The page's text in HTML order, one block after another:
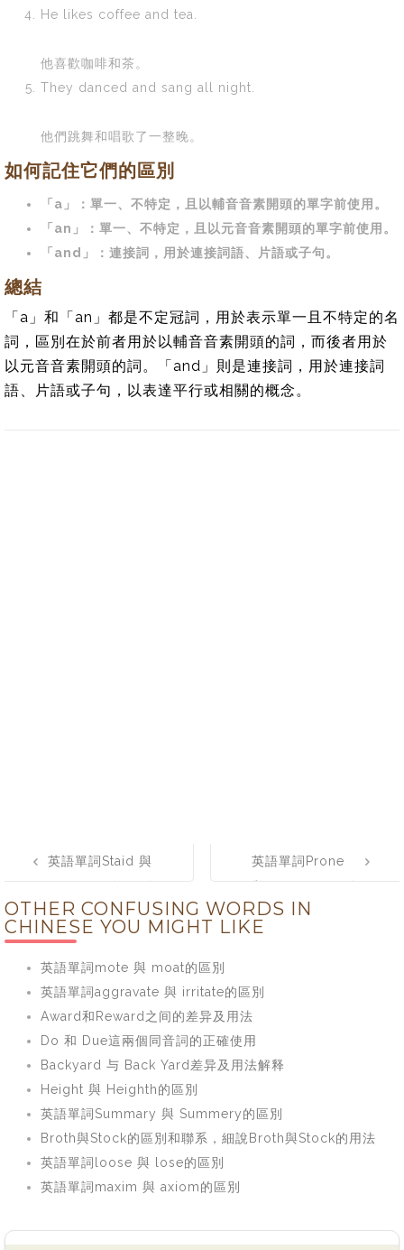
He likes coffee and tea.
他喜歡咖啡和茶。
They danced and sang all night.
他們跳舞和唱歌了一整晚。
如何記住它們的區別
「a」：單一、不特定，且以輔音音素開頭的單字前使用。
「an」：單一、不特定，且以元音音素開頭的單字前使用。
「and」：連接詞，用於連接詞語、片語或子句。
總結
「a」和「an」都是不定冠詞，用於表示單一且不特定的名
詞，區別在於前者用於以輔音音素開頭的詞，而後者用於
以元音音素開頭的詞。「and」則是連接詞，用於連接詞
語、片語或子句，以表達平行或相關的概念。
navigation
英語單詞Staid 與
英語單詞Prone
OTHER CONFUSING WORDS IN
CHINESE YOU MIGHT LIKE
英語單詞mote 與 moat的區別
英語單詞aggravate 與 irritate的區別
Award和Reward之间的差异及用法
Do 和 Due這兩個同音詞的正確使用
Backyard 与 Back Yard差异及用法解释
Height 與 Heighth的區別
英語單詞Summary 與 Summery的區別
Broth與Stock的區別和聯系，細說Broth與Stock的用法
英語單詞loose 與 lose的區別
英語單詞maxim 與 axiom的區別